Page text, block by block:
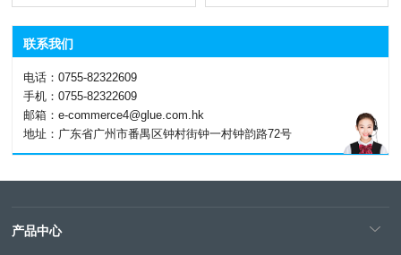
联系我们
电话：0755-82322609
手机：0755-82322609
邮箱：e-commerce4@glue.com.hk
地址：广东省广州市番禺区钟村街钟一村钟韵路72号
产品中心